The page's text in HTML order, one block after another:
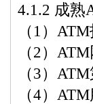
4.1.2 成熟
（1）
（2）
（3）
（4）